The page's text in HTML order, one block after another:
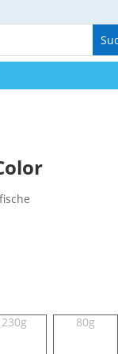
230g 80g